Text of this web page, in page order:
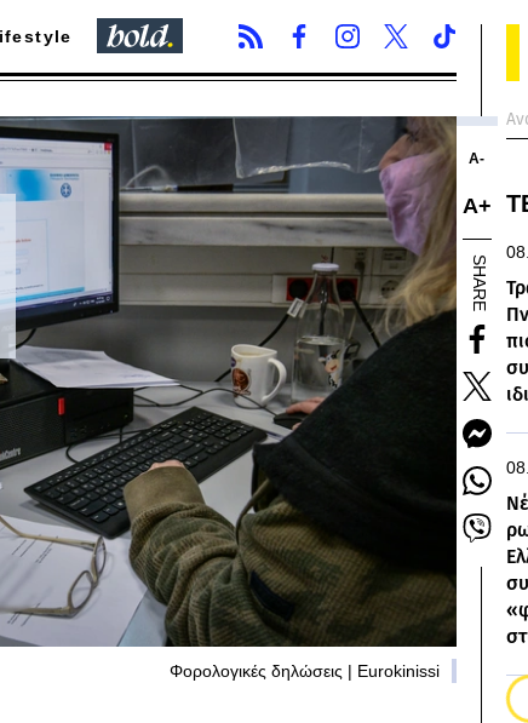
Φορολογικές δηλώσεις | Eurokinissi
Α-
Α+
SHARE